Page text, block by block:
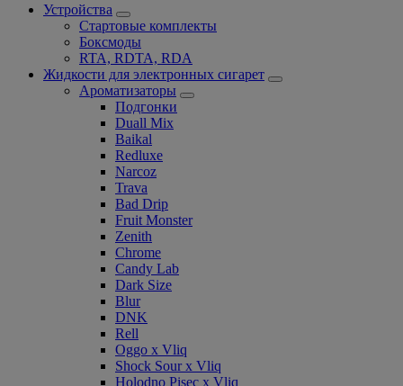
Устройства
Стартовые комплекты
Боксмоды
RTA, RDTA, RDA
Жидкости для электронных сигарет
Ароматизаторы
Подгонки
Duall Mix
Baikal
Redluxe
Narcoz
Trava
Bad Drip
Fruit Monster
Zenith
Chrome
Candy Lab
Dark Size
Blur
DNK
Rell
Oggo x Vliq
Shock Sour x Vliq
Holodno Pisec x Vliq